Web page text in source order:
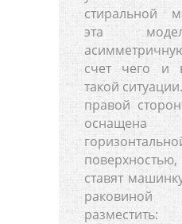
стиральной
эта
счет чего и
такой
правой
ставят
разместить: